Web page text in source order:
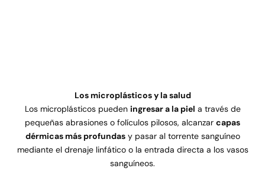
Los microplásticos y la salud
Los microplásticos pueden ingresar a la piel a través de
pequeñas abrasiones o folículos pilosos, alcanzar capas
dérmicas más profundasy pasar al torrente sanguíneo
mediante el drenaje linfático o la entrada directa a los vasos
sanguíneos.